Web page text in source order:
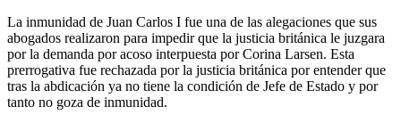
La inmunidad de Juan Carlos I fue una de las alegaciones que sus
abogados realizaron para impedir que la justicia británica le juzgara
por la demanda por acoso interpuesta por Corina Larsen. Esta
prerrogativa fue rechazada por la justicia británica por entender que
tras la abdicación ya no tiene la condición de Jefe de Estado y por
tanto no goza de inmunidad.